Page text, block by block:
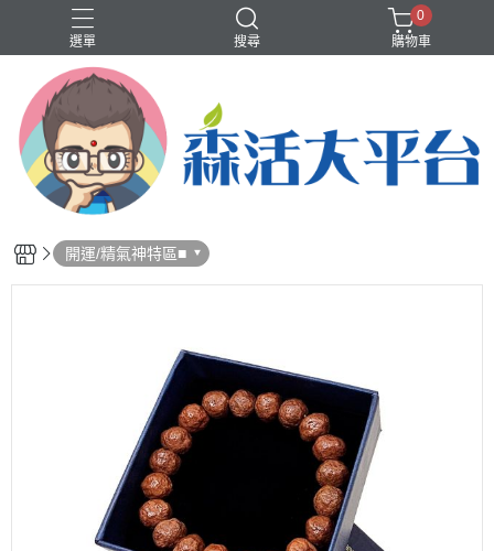
選單 搜尋
❤️洗沐護快選專區❤️ 歡樂智多星介紹
輕體、代謝
香水、香氛
0
購物車
開運/精氣神特區■